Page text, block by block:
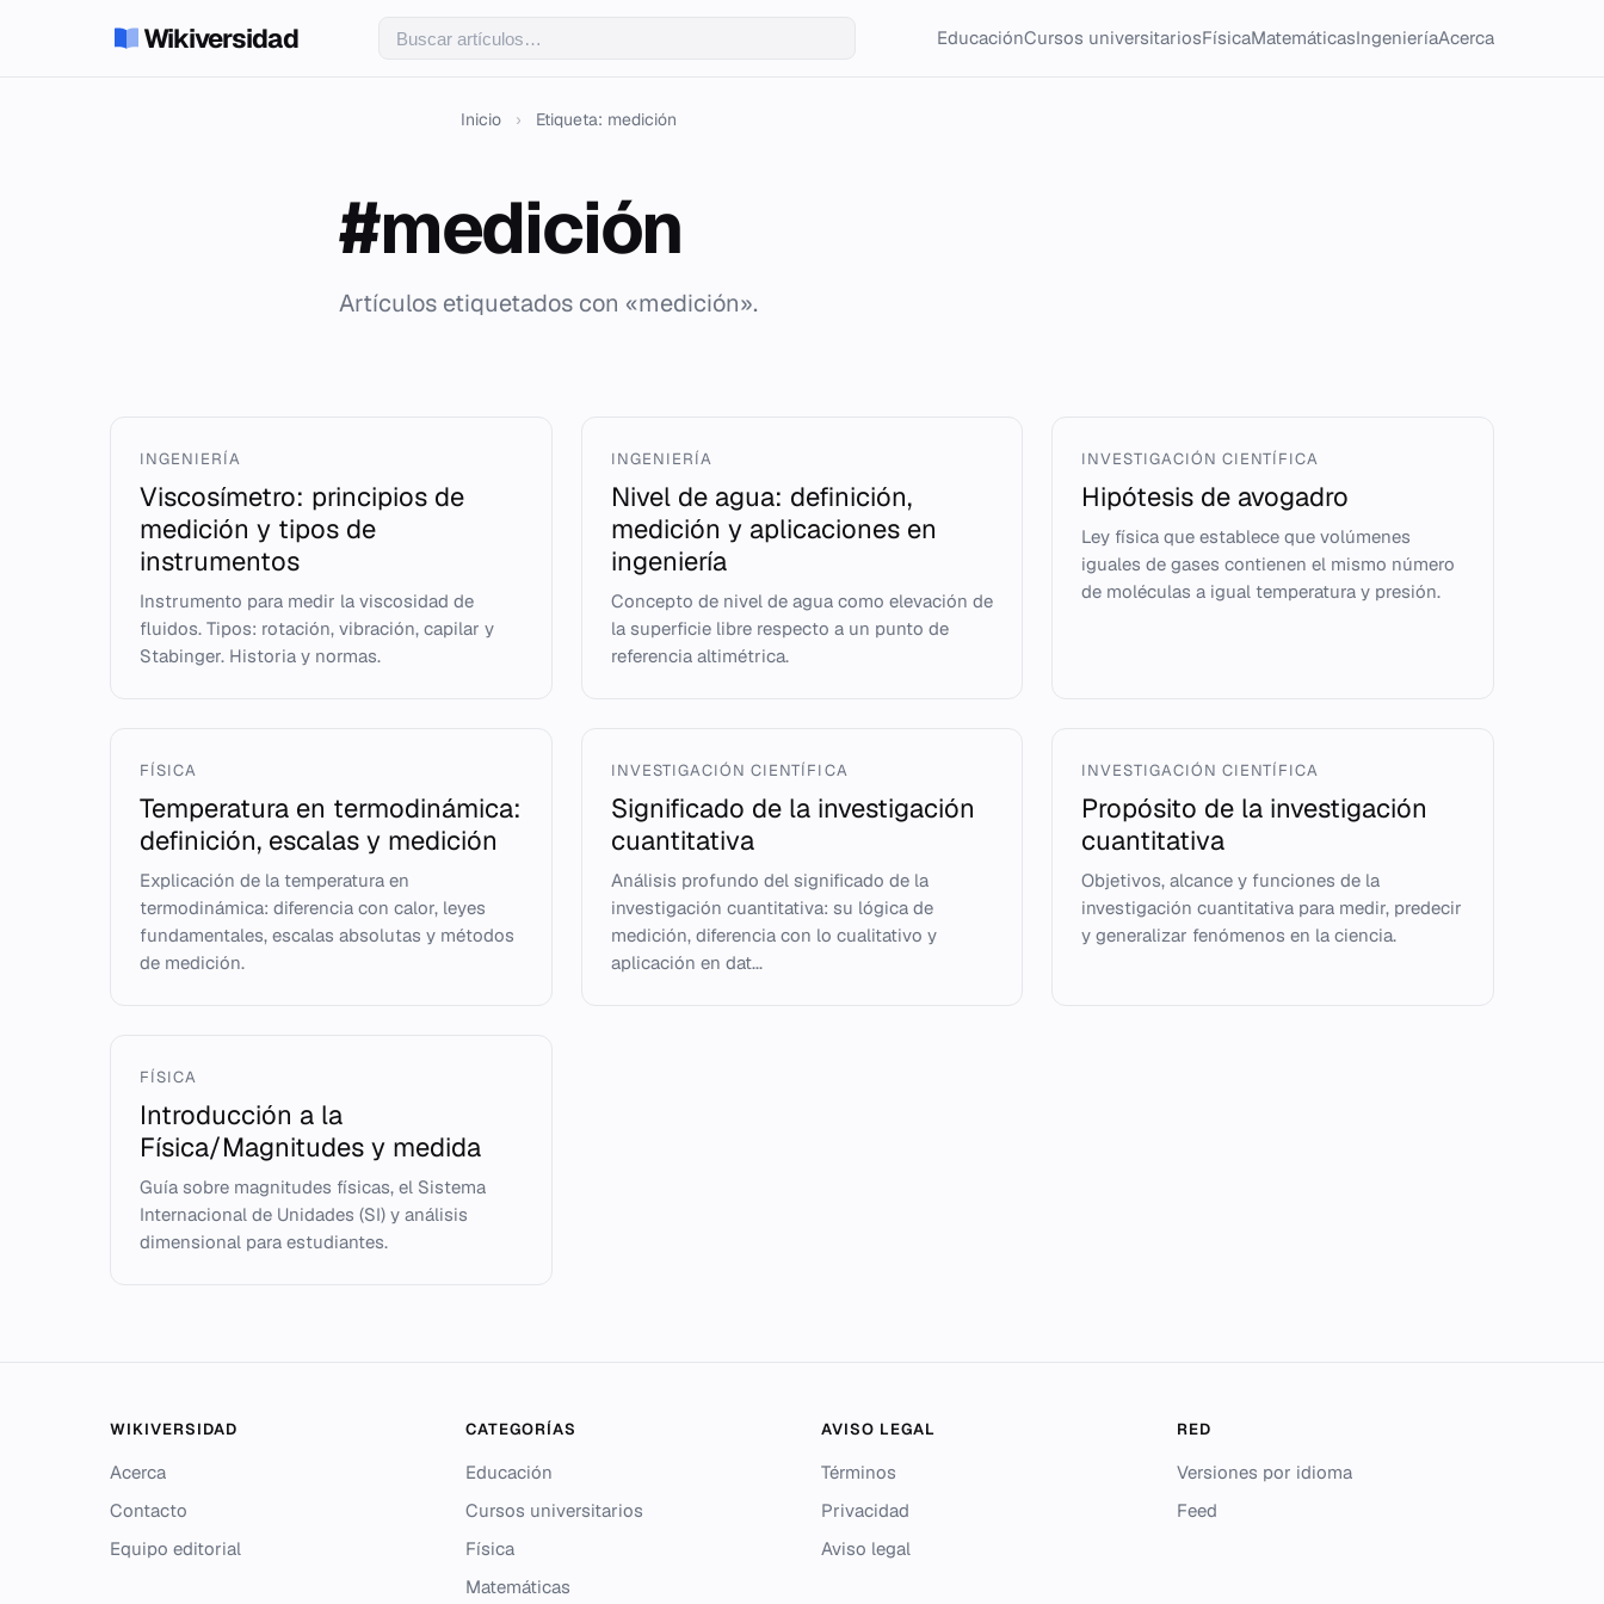
Wikiversidad EducaciónCursos universitariosFísicaMatemáticasIngenieríaAcerca
Inicio › Etiqueta: medición
#medición
Artículos etiquetados con «medición».
INGENIERÍA
Viscosímetro: principios de
medición y tipos de
instrumentos
Instrumento para medir la viscosidad de
fluidos. Tipos: rotación, vibración, capilar y
Stabinger. Historia y normas.
INGENIERÍA
Nivel de agua: definición,
medición y aplicaciones en
ingeniería
Concepto de nivel de agua como elevación de
la superficie libre respecto a un punto de
referencia altimétrica.
INVESTIGACIÓN CIENTÍFICA
Hipótesis de avogadro
Ley física que establece que volúmenes
iguales de gases contienen el mismo número
de moléculas a igual temperatura y presión.
FÍSICA
Temperatura en termodinámica:
definición, escalas y medición
Explicación de la temperatura en
termodinámica: diferencia con calor, leyes
fundamentales, escalas absolutas y métodos
de medición.
INVESTIGACIÓN CIENTÍFICA
Significado de la investigación
cuantitativa
Análisis profundo del significado de la
investigación cuantitativa: su lógica de
medición, diferencia con lo cualitativo y
aplicación en dat...
INVESTIGACIÓN CIENTÍFICA
Propósito de la investigación
cuantitativa
Objetivos, alcance y funciones de la
investigación cuantitativa para medir, predecir
y generalizar fenómenos en la ciencia.
FÍSICA
Introducción a la
Física/Magnitudes y medida
Guía sobre magnitudes físicas, el Sistema
Internacional de Unidades (SI) y análisis
dimensional para estudiantes.
WIKIVERSIDAD
Acerca
Contacto
Equipo editorial
CATEGORÍAS
Educación
Cursos universitarios
Física
Matemáticas
AVISO LEGAL
Términos
Privacidad
Aviso legal
RED
Versiones por idioma
Feed